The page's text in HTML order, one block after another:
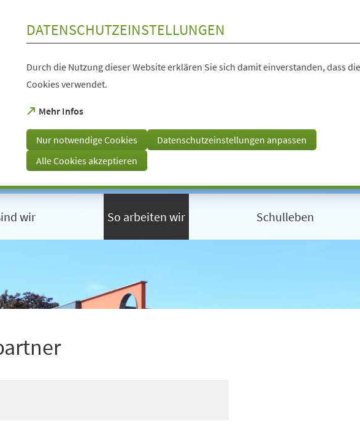
DATENSCHUTZEINSTELLUNGEN
Durch die Nutzung dieser Website erklären Sie sich damit einverstanden, dass
Cookies verwendet.
Mehr Infos
(Öffnet
einem
neuen
Tab)
Nur notwendige Cookies
Datenschutzeinstellungen anpassen
Alle Cookies akzeptieren
wir So arbeiten wir Schulleben